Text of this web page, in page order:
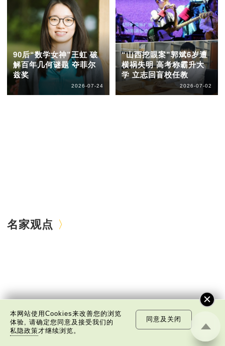
90后“数学女神”王虹 破
解百年几何谜题 夺菲尔
兹奖
2026-07-24
“山西挖眼案”郭斌6岁遭
横祸失明 高考称霸升大
学 立志回盲校任教
2026-07-02
名家观点
本网站使用Cookies来改善您的浏览
体验, 请确定您同意及接受我们的
私隐政策才继续浏览。
同意及关闭